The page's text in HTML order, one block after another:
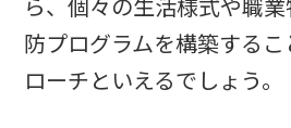
ら、個々の生活様式や職
防プログラムを構築する
ローチといえるでしょう。